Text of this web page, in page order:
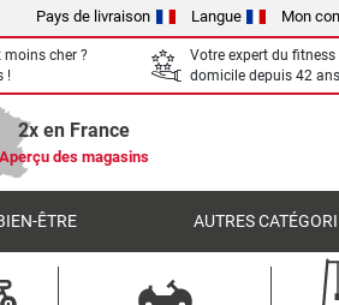
Pays de livraison Langue Mon
moins cher ?
!
Votre expert du fitness
domicile depuis 42 ans
2x en France
des magasins
ÊTRE AUTRES